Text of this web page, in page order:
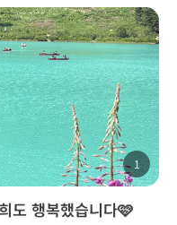
1
도 행복했습니다🩷